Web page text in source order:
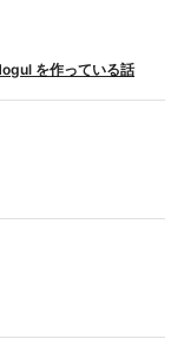
を作っている話